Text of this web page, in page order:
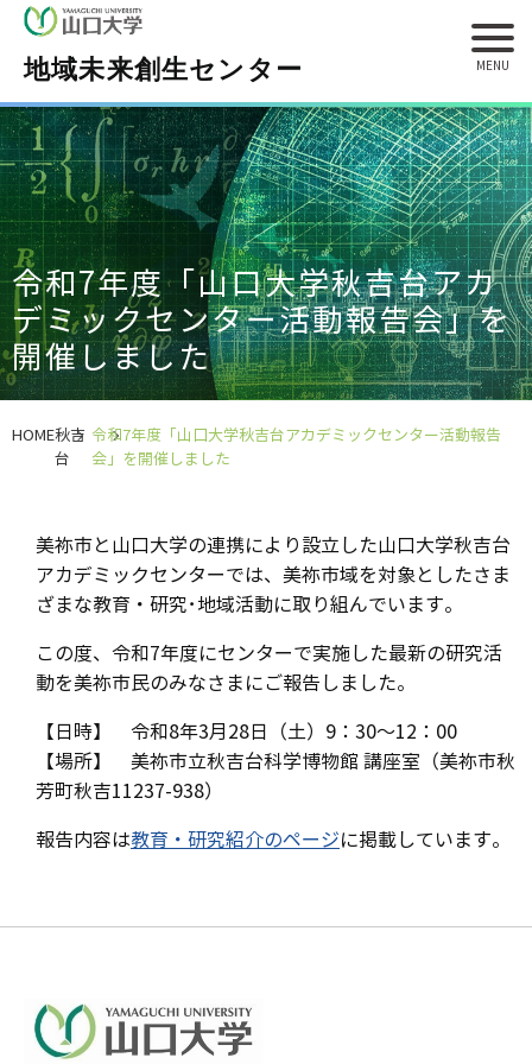
地域未来創生センター
令和7年度「山口大学秋吉台アカ
デミックセンター活動報告会」を
開催しました
HOME秋吉
台
令和7年度「山口大学秋吉台アカデミックセンター活動報告
会」を開催しました
美祢市と山口大学の連携により設立した山口大学秋吉台
アカデミックセンターでは、美祢市域を対象としたさま
ざまな教育・研究･地域活動に取り組んでいます。
この度、令和7年度にセンターで実施した最新の研究活
動を美祢市民のみなさまにご報告しました。
【日時】 令和8年3月28日（土）9：30～12：00
【場所】 美祢市立秋吉台科学博物館 講座室（美祢市秋
芳町秋吉11237-938）
報告内容は教育・研究紹介のページに掲載しています。